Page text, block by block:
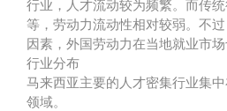
行业，人才流动较为频繁。而传
等，劳动力流动性相对较弱。不
因素，外国劳动力在当地就业市场
行业分布
马来西亚主要的人才密集行业集
领域。